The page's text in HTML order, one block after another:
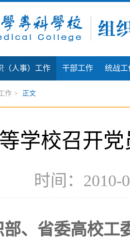
（人事）工作 干部工作 统战工
作 > 正文
学校召开
时间：
、省委高校工